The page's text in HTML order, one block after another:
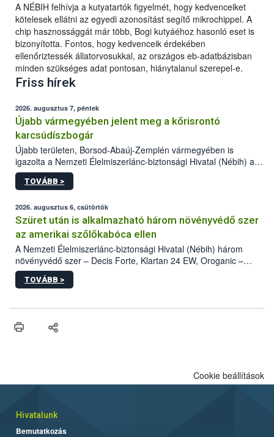
A NÉBIH felhívja a kutyatartók figyelmét, hogy kedvenceiket
kötelesek ellátni az egyedi azonosítást segítő mikrochippel. A
chip hasznossággát már több, Bogi kutyáéhoz hasonló eset is
bizonyította. Fontos, hogy kedvenceik érdekében
ellenőriztessék állatorvosukkal, az országos eb-adatbázisban
minden szükséges adat pontosan, hiánytalanul szerepel-e.
Friss hírek
2026. augusztus 7, péntek
Újabb vármegyében jelent meg a kőrisrontó
karcsúdíszbogár
Újabb területen, Borsod-Abaúj-Zemplén vármegyében is
igazolta a Nemzeti Élelmiszerlánc-biztonsági Hivatal (Nébih) a
kőrisrontó karcsúdíszbogár (Agrilus planipennis) jelenlétét. A
kártevőt nem csak színcsapdában találták meg, de már fertőzött
az intenzív felderítést, emellett az intézkedéseket a szlovák
hatósággal is összehangolják a terjedés megállítása érdekében.
TOVÁBB >
2026. augusztus 6, csütörtök
Szüret után is alkalmazható három növényvédő szer
az amerikai szőlőkabóca ellen
A Nemzeti Élelmiszerlánc-biztonsági Hivatal (Nébih) három
növényvédő szer – Decis Forte, Klartan 24 EW, Oroganic –
engedélyokiratát módosította, így azok a szüretet követően,
egészen a vesszőérettség (BBCH 91) stádiumáig
érésű szőlőkben is legyen lehetőség a károsító elleni további
felhasználók számára is elérhető és ökológiai termesztésben is
TOVÁBB >
Cookie beállítások
Hivatalunk
Bemutatkozás